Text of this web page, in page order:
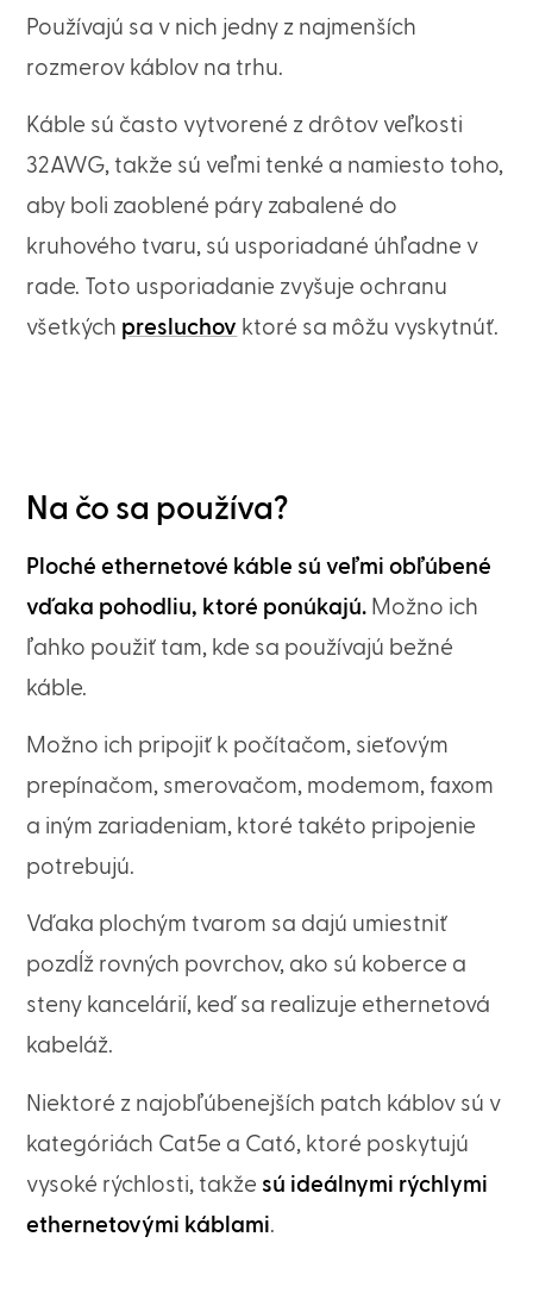
Používajú sa v nich jedny z najmenších
rozmerov káblov na trhu.
Káble sú často vytvorené z drôtov veľkosti
32AWG, takže sú veľmi tenké a namiesto toho,
aby boli zaoblené páry zabalené do
kruhového tvaru, sú usporiadané úhľadne v
rade. Toto usporiadanie zvyšuje ochranu
všetkých presluchov ktoré sa môžu vyskytnúť.
Na čo sa používa?
Ploché ethernetové káble sú veľmi obľúbené
vďaka pohodliu, ktoré ponúkajú. Možno ich
ľahko použiť tam, kde sa používajú bežné
káble.
Možno ich pripojiť k počítačom, sieťovým
prepínačom, smerovačom, modemom, faxom
a iným zariadeniam, ktoré takéto pripojenie
potrebujú.
Vďaka plochým tvarom sa dajú umiestniť
pozdĺž rovných povrchov, ako sú koberce a
steny kancelárií, keď sa realizuje ethernetová
kabeláž.
Niektoré z najobľúbenejších patch káblov sú v
kategóriách Cat5e a Cat6, ktoré poskytujú
vysoké rýchlosti, takže sú ideálnymi rýchlymi
ethernetovými káblami.